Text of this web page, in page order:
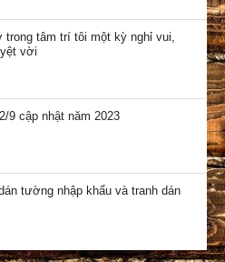
trong tâm trí tôi một kỳ nghỉ vui,
vời
9 cập nhật năm 2023
tường nhập khẩu và tranh dán